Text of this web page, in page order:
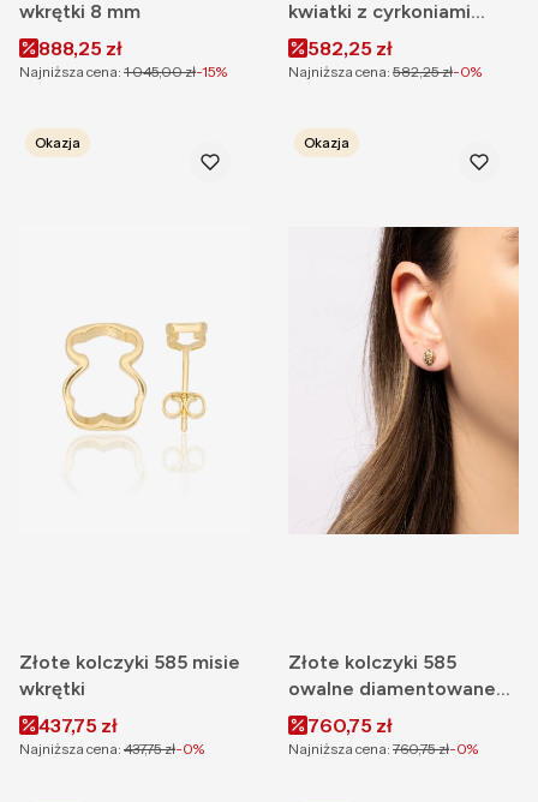
wkrętki 8 mm
Cena promocyjna
888,25 zł
Najniższa cena: 1 045,00 zł-15%
kwiatki z cyrkoniami
wkrętki
Cena promocyjna
582,25 zł
Najniższa cena: 582,25 zł-0%
Okazja
Złote kolczyki 585 misie
wkrętki
Cena promocyjna
437,75 zł
Najniższa cena: 437,75 zł-0%
Okazja
Złote kolczyki 585
owalne diamentowane
blaszki sztyft
Cena promocyjna
760,75 zł
Najniższa cena: 760,75 zł-0%